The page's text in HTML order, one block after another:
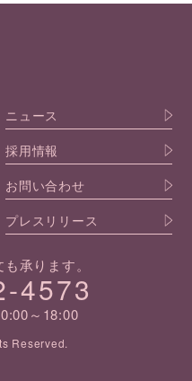
ニュース
採用情報
お問い合わせ
プレスリリース
承ります。
4573
～18:00
Reserved.